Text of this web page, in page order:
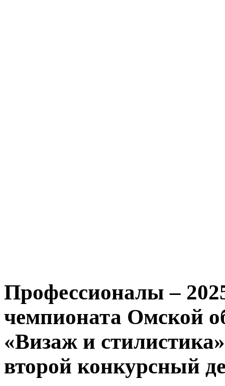
Профессионалы –
чемпионата Омской
«Визаж и
второй конкурсный